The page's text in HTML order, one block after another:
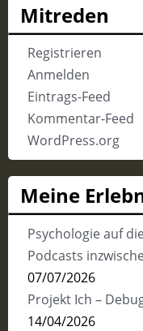
Mitreden
Registrieren
Anmelden
Eintrags-Feed
Kommentar-Feed
WordPress.org
Meine
Psychologie auf
Podcasts
07/07/2026
Projekt Ich –
14/04/2026